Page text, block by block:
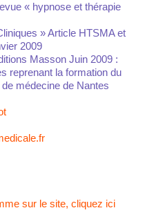
« hypnose et thérapie
» Article HTSMA et
2009
Masson Juin 2009 :
reprenant la formation du
médecine de Nantes
sur le site, cliquez ici